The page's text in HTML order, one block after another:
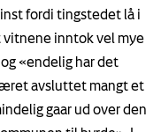
fordi tingstedet lå i
inntok vel mye
«endelig har det
avsluttet mangt et
gaar ud over den